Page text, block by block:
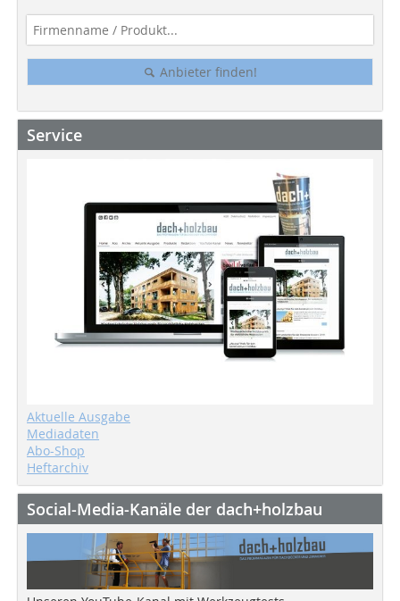
Anbieter finden!
Service
Aktuelle Ausgabe
Mediadaten
Abo-Shop
Heftarchiv
Social-Media-Kanäle der dach+holzbau